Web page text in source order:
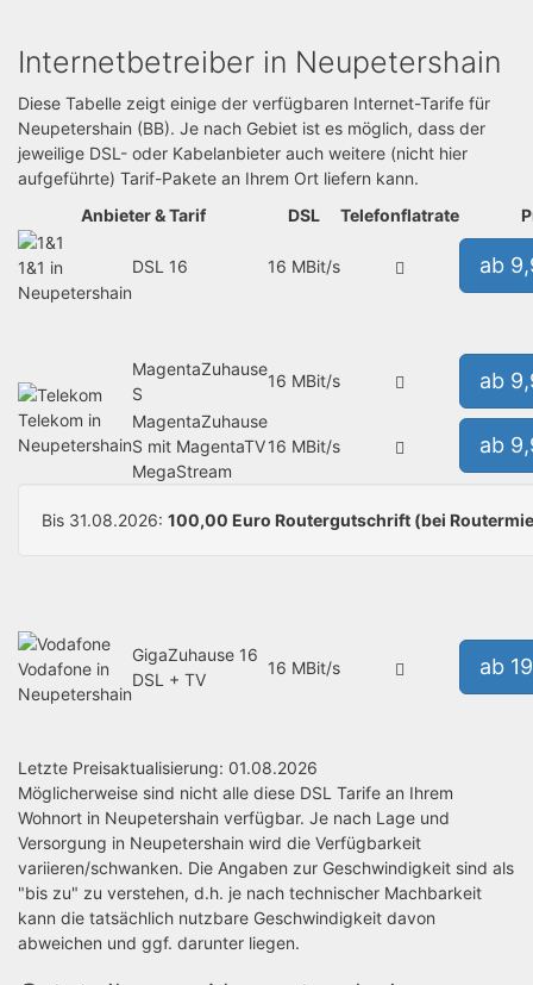
Internetbetreiber in Neupetershain
Diese Tabelle zeigt einige der verfügbaren Internet-Tarife für
Neupetershain (BB). Je nach Gebiet ist es möglich, dass der
jeweilige DSL- oder Kabelanbieter auch weitere (nicht hier
aufgeführte) Tarif-Pakete an Ihrem Ort liefern kann.
Anbieter & Tarif
DSL Telefonflatrate
1&1 in
Neupetershain
DSL 16 16 MBit/s ab
Telekom in
Neupetershain
MagentaZuhause
S
16 MBit/s ab
MagentaZuhause
S mit MagentaTV
MegaStream
16 MBit/s ab
Bis 31.08.2026: 100,00 Euro Routergutschrift (bei
Vodafone in
Neupetershain
GigaZuhause 16
DSL + TV
16 MBit/s ab
Letzte Preisaktualisierung: 01.08.2026
Möglicherweise sind nicht alle diese DSL Tarife an Ihrem
Wohnort in Neupetershain verfügbar. Je nach Lage und
Versorgung in Neupetershain wird die Verfügbarkeit
variieren/schwanken. Die Angaben zur Geschwindigkeit sind als
"bis zu" zu verstehen, d.h. je nach technischer Machbarkeit
kann die tatsächlich nutzbare Geschwindigkeit davon
abweichen und ggf. darunter liegen.